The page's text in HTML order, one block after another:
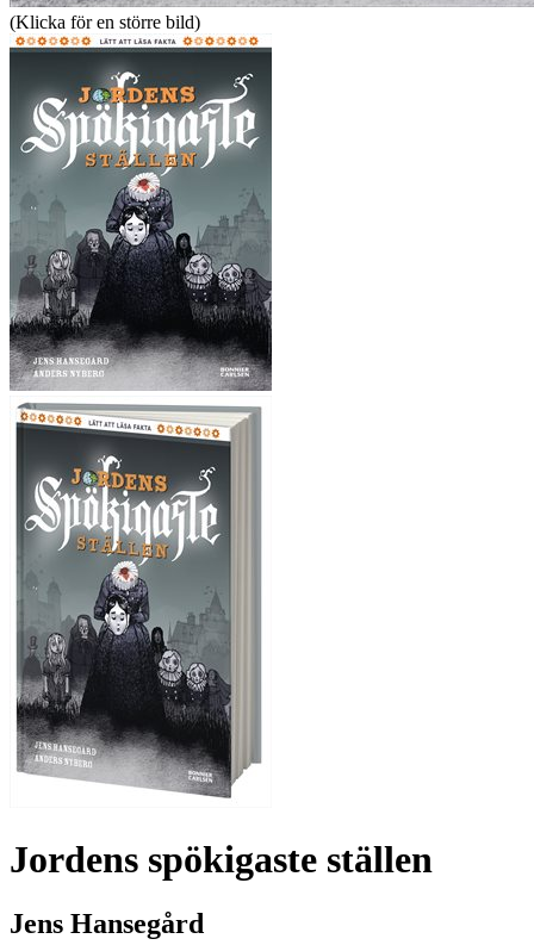
(Klicka för en större bild)
Jordens spökigaste ställen
Jens Hansegård